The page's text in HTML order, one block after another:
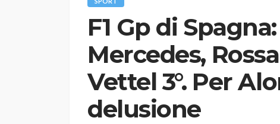
F1 Gp di
Mercedes,
Vettel 3°. Per
delusione